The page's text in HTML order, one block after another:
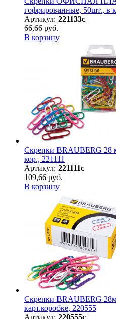
гофрированные, 50шт., в
Артикул: 221133с
66,66 руб.
В корзину
Скрепки BRAUBERG 28
кор., 221111
Артикул: 221111с
109,66 руб.
В корзину
Скрепки BRAUBERG
карт.коробке, 220555